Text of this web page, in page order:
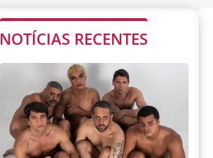
NOTÍCIAS RECENTES